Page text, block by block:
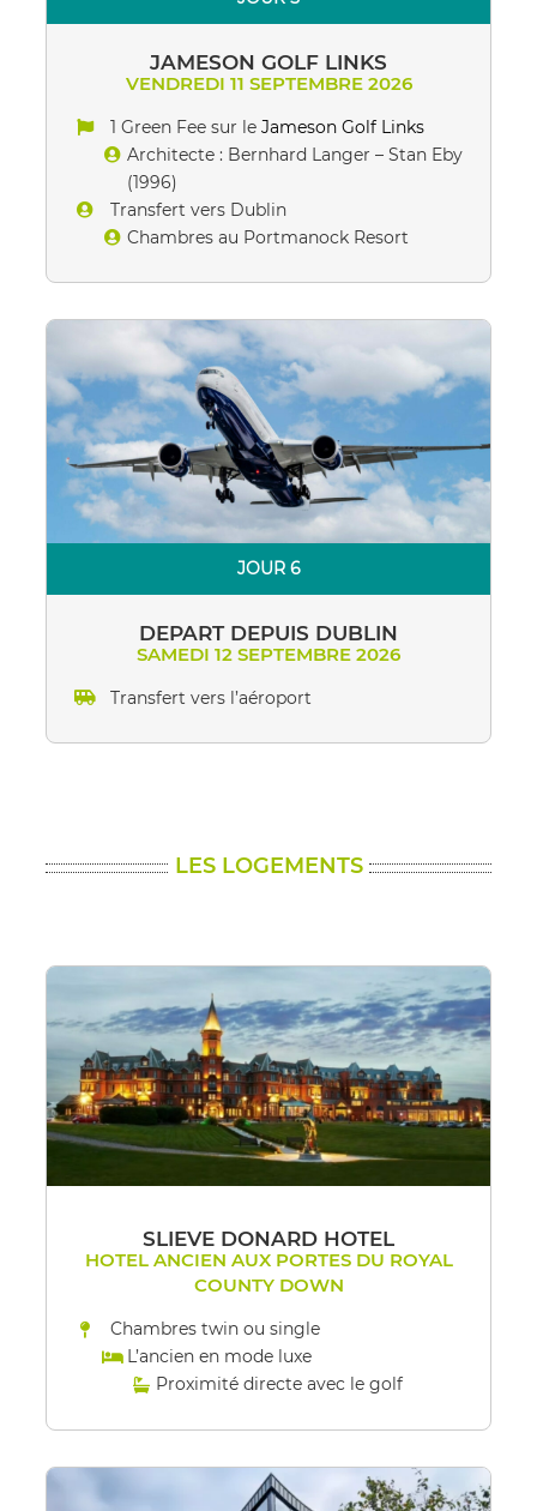
JAMESON GOLF LINKS
VENDREDI 11 SEPTEMBRE 2026
1 Green Fee sur leJameson Golf Links
Architecte : Bernhard Langer – Stan Eby
(1996)
Transfert vers Dublin
Chambres au Portmanock Resort
JOUR 6
DEPART DEPUIS DUBLIN
SAMEDI 12 SEPTEMBRE 2026
Transfert vers l’aéroport
LES LOGEMENTS
SLIEVE DONARD HOTEL
HOTEL ANCIEN AUX PORTES DU ROYAL
COUNTY DOWN
Chambres twin ou single
L’ancien en mode luxe
Proximité directe avec le golf